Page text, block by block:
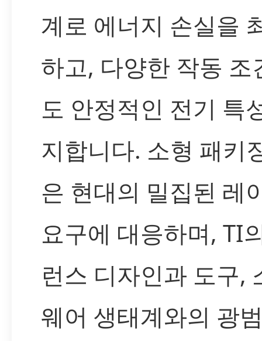
계로 에너지 손실을
하고, 다양한 작동 조
도 안정적인 전기 특
지합니다. 소형 패키
은 현대의 밀집된 레
요구에 대응하며, TI
런스 디자인과 도구,
웨어 생태계와의 광